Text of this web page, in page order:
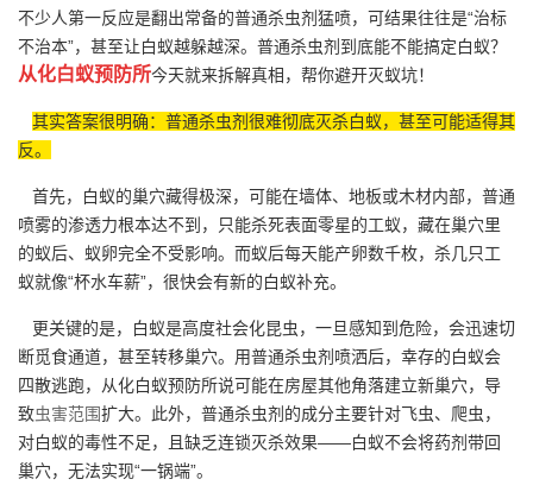
不少人第一反应是翻出常备的普通杀虫剂猛喷，可结果往往是“治标
不治本”，甚至让白蚁越躲越深。普通杀虫剂到底能不能搞定白蚁？
从化白蚁预防所今天就来拆解真相，帮你避开灭蚁坑！
其实答案很明确：普通杀虫剂很难彻底灭杀白蚁，甚至可能适得其
反。
首先，白蚁的巢穴藏得极深，可能在墙体、地板或木材内部，普通
喷雾的渗透力根本达不到，只能杀死表面零星的工蚁，藏在巢穴里
的蚁后、蚁卵完全不受影响。而蚁后每天能产卵数千枚，杀几只工
蚁就像“杯水车薪”，很快会有新的白蚁补充。
更关键的是，白蚁是高度社会化昆虫，一旦感知到危险，会迅速切
断觅食通道，甚至转移巢穴。用普通杀虫剂喷洒后，幸存的白蚁会
四散逃跑，从化白蚁预防所说可能在房屋其他角落建立新巢穴，导
致虫害范围扩大。此外，普通杀虫剂的成分主要针对飞虫、爬虫，
对白蚁的毒性不足，且缺乏连锁灭杀效果——白蚁不会将药剂带回
巢穴，无法实现“一锅端”。